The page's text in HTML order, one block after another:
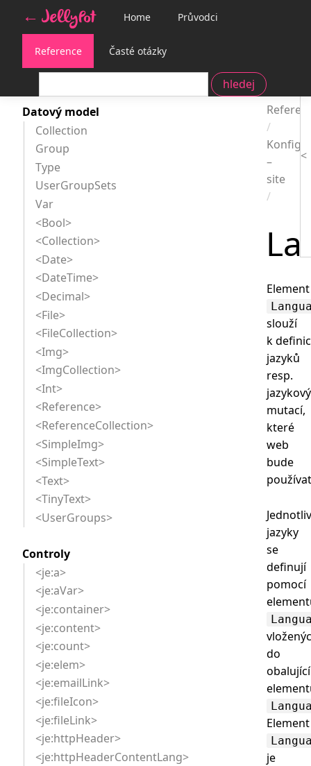
Home Průvodci
Reference Časté otázky
–
site
Element
slouží
k
jazyků
resp.
mutací,
které
web
bude
jazyky
se
definují
pomocí
do
Element
je
Reference
Datový model
Collection
Group
Type
UserGroupSets
Var
<Bool>
<Collection>
<Date>
<DateTime>
<Decimal>
<File>
<FileCollection>
<Img>
<ImgCollection>
<Int>
<Reference>
<ReferenceCollection>
<SimpleImg>
<SimpleText>
<Text>
<TinyText>
<UserGroups>
Controly
<je:a>
<je:aVar>
<je:container>
<je:content>
<je:count>
<je:elem>
<je:emailLink>
<je:fileIcon>
<je:fileLink>
<je:httpHeader>
<je:httpHeaderContentLang>